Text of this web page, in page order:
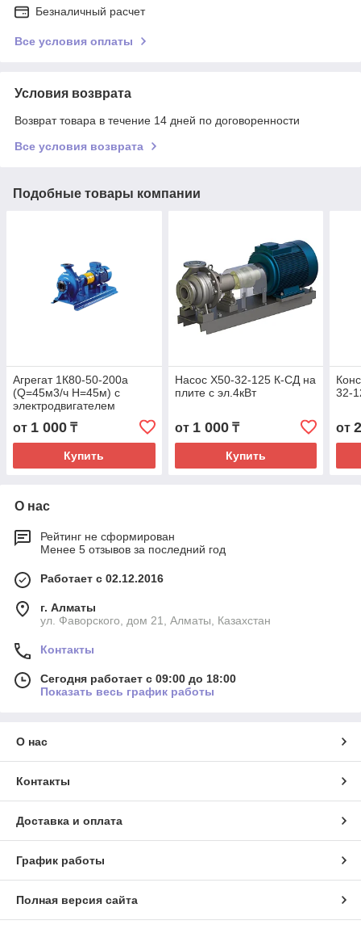
Безналичный расчет
Все условия оплаты
Условия возврата
Возврат товара в течение 14 дней по договоренности
Все условия возврата
Подобные товары компании
Агрегат 1К80-50-200а
(Q=45м3/ч H=45м) с
электродвигателем
АИР132М2 11кВт
от 1 000 ₸
Купить
Насос Х50-32-125 К-СД на
плите с эл.4кВт
от 1 000₸
Купить
32-
от
О нас
Рейтинг не сформирован
Менее 5 отзывов за последний год
Работает с 02.12.2016
г. Алматы
ул. Фаворского, дом 21, Алматы, Казахстан
Контакты
Сегодня работает с 09:00 до 18:00
Показать весь график работы
О нас
Контакты
Доставка и оплата
График работы
Полная версия сайта